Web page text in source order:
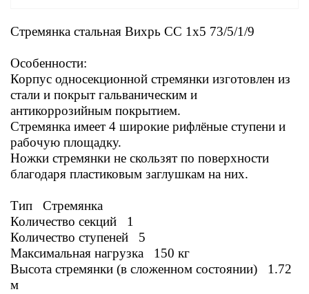
Стремянка стальная Вихрь СС 1x5 73/5/1/9
Особенности:
Корпус односекционной стремянки изготовлен из
стали и покрыт гальваническим и
антикоррозийным покрытием.
Стремянка имеет 4 широкие рифлёные ступени и
рабочую площадку.
Ножки стремянки не скользят по поверхности
благодаря пластиковым заглушкам на них.
Тип Стремянка
Количество секций 1
Количество ступеней 5
Максимальная нагрузка 150 кг
Высота стремянки (в сложенном состоянии) 1.72
м